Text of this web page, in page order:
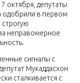
октября, депутаты
одобрили в первом
неправомерное
сигналы с
Мукаддасхон
сталкивается с